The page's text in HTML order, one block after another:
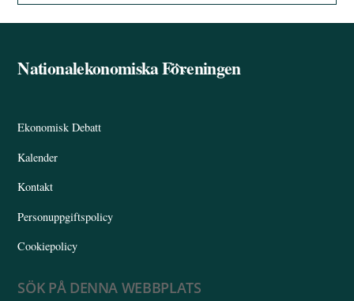
Back
Nationalekonomiska Föreningen
Ekonomisk Debatt
Kalender
Kontakt
Personuppgiftspolicy
Cookiepolicy
SÖK PÅ DENNA WEBBPLATS